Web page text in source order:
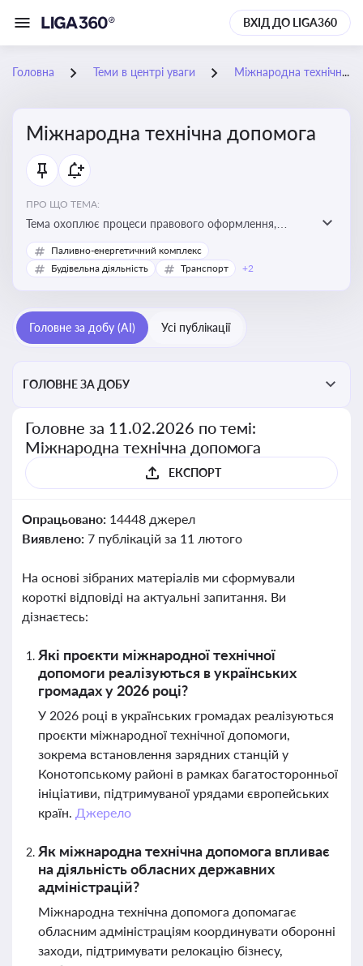
ВХІД ДО LIGA360
Головна Теми в центрі уваги Міжнародна технічна допомога
Міжнародна технічна допомога
ПРО ЩО ТЕМА:
Тема охоплює процеси правового оформлення,
адміністрування і контролю технічної допомоги, що
надається Україні з-за кордону, і є критично
Паливно-енергетичний комплекс
Будівельна діяльність
Транспорт +2
Головне за добу (AI) Усі публікації
ГОЛОВНЕ ЗА ДОБУ
Головне за 11.02.2026 по темі:
Міжнародна технічна допомога
ЕКСПОРТ
Опрацьовано: 14448 джерел
Виявлено: 7 публікацій за 11 лютого
На основі зібраних матеріалів ми сформували
короткі відповіді на актуальні запитання. Ви
дізнаєтесь:
Які проєкти міжнародної технічної
допомоги реалізуються в українських
громадах у 2026 році?
У 2026 році в українських громадах реалізуються
проєкти міжнародної технічної допомоги,
зокрема встановлення зарядних станцій у
Конотопському районі в рамках багатосторонньої
ініціативи, підтримуваної урядами європейських
країн. Джерело
Як міжнародна технічна допомога впливає
на діяльність обласних державних
адміністрацій?
Міжнародна технічна допомога допомагає
обласним адміністраціям координувати оборонні
заходи, підтримувати релокацію бізнесу,